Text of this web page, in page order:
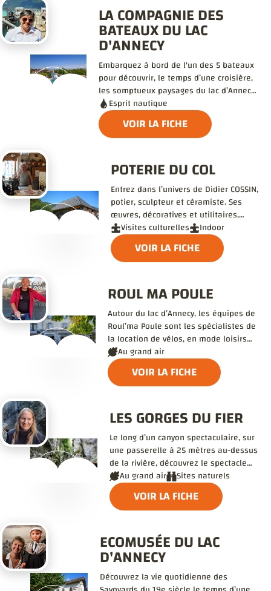
LA COMPAGNIE DES
BATEAUX DU LAC
D'ANNECY
Embarquez à bord de l'un des 5 bateaux
pour découvrir, le temps d’une croisière,
les somptueux paysages du lac d’Annecy,
évadez-vous le temps d’une escale,
savourez un déjeuner ou un dîner à
bord…
Esprit nautique
VOIR LA FICHE
POTERIE DU COL
Entrez dans l’univers de Didier COSSIN,
potier, sculpteur et céramiste. Ses
œuvres, décoratives et utilitaires,
reflètent sa personnalité et son
originalité…
Visites culturelles Indoor
VOIR LA FICHE
ROUL MA POULE
Autour du lac d’Annecy, les équipes de
Roul’ma Poule sont les spécialistes de
la location de vélos, en mode loisirs
ou sport. Et leurs conseils vous seront
précieux.
Au grand air
VOIR LA FICHE
LES GORGES DU FIER
Le long d’un canyon spectaculaire, sur
une passerelle à 25 mètres au-dessus
de la rivière, découvrez le spectacle
prodigieux de paysages créés par la
nature.
Au grand air Sites naturels
VOIR LA FICHE
ECOMUSÉE DU LAC
D'ANNECY
Découvrez la vie quotidienne des